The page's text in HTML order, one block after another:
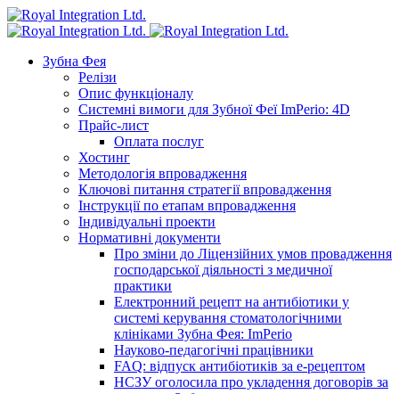
Зубна Фея
Релізи
Опис функціоналу
Системні вимоги для Зубної Феї ImPerio: 4D
Прайс-лист
Оплата послуг
Хостинг
Методологія впровадження
Ключові питання стратегії впровадження
Інструкції по етапам впровадження
Індивідуальні проекти
Нормативні документи
Про зміни до Ліцензійних умов провадження
господарської діяльності з медичної
практики
Електронний рецепт на антибіотики у
системі керування стоматологічними
клініками Зубна Фея: ImPerio
Науково-педагогічні працівники
FAQ: відпуск антибіотиків за е-рецептом
НСЗУ оголосила про укладення договорів за